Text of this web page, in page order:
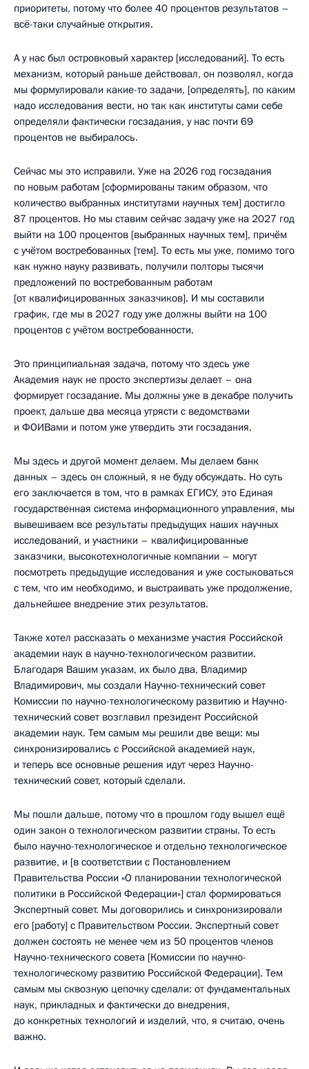
приоритеты, потому что более 40 процентов результатов –
всё-таки случайные открытия.
А у нас был островковый характер [исследований]. То есть
механизм, который раньше действовал, он позволял, когда
мы формулировали какие-то задачи, [определять], по каким
надо исследования вести, но так как институты сами себе
определяли фактически госзадания, у нас почти 69
процентов не выбиралось.
Сейчас мы это исправили. Уже на 2026 год госзадания
по новым работам [сформированы таким образом, что
количество выбранных институтами научных тем] достигло
87 процентов. Но мы ставим сейчас задачу уже на 2027 год
выйти на 100 процентов [выбранных научных тем], причём
с учётом востребованных [тем]. То есть мы уже, помимо того
как нужно науку развивать, получили полторы тысячи
предложений по востребованным работам
[от квалифицированных заказчиков]. И мы составили
график, где мы в 2027 году уже должны выйти на 100
процентов с учётом востребованности.
Это принципиальная задача, потому что здесь уже
Академия наук не просто экспертизы делает – она
формирует госзадание. Мы должны уже в декабре получить
проект, дальше два месяца утрясти с ведомствами
и ФОИВами и потом уже утвердить эти госзадания.
Мы здесь и другой момент делаем. Мы делаем банк
данных – здесь он сложный, я не буду обсуждать. Но суть
его заключается в том, что в рамках ЕГИСУ, это Единая
государственная система информационного управления, мы
вывешиваем все результаты предыдущих наших научных
исследований, и участники – квалифицированные
заказчики, высокотехнологичные компании – могут
посмотреть предыдущие исследования и уже состыковаться
с тем, что им необходимо, и выстраивать уже продолжение,
дальнейшее внедрение этих результатов.
Также хотел рассказать о механизме участия Российской
академии наук в научно-технологическом развитии.
Благодаря Вашим указам, их было два, Владимир
Владимирович, мы создали Научно-технический совет
Комиссии по научно-технологическому развитию и Научно-
технический совет возглавил президент Российской
академии наук. Тем самым мы решили две вещи: мы
синхронизировались с Российской академией наук,
и теперь все основные решения идут через Научно-
технический совет, который сделали.
Мы пошли дальше, потому что в прошлом году вышел ещё
один закон о технологическом развитии страны. То есть
было научно-технологическое и отдельно технологическое
развитие, и [в соответствии с Постановлением
Правительства России «О планировании технологической
политики в Российской Федерации»] стал формироваться
Экспертный совет. Мы договорились и синхронизировали
его [работу] с Правительством России. Экспертный совет
должен состоять не менее чем из 50 процентов членов
Научно-технического совета [Комиссии по научно-
технологическому развитию Российской Федерации]. Тем
самым мы сквозную цепочку сделали: от фундаментальных
наук, прикладных и фактически до внедрения,
до конкретных технологий и изделий, что, я считаю, очень
важно.